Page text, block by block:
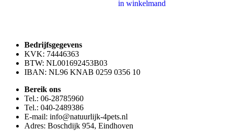
in winkelmand
Bedrijfsgegevens
KVK: 74446363
BTW: NL001692453B03
IBAN: NL96 KNAB 0259 0356 10
Bereik ons
Tel.: 06-28785960
Tel.: 040-2489386
E-mail: info@natuurlijk-4pets.nl
Adres: Boschdijk 954, Eindhoven